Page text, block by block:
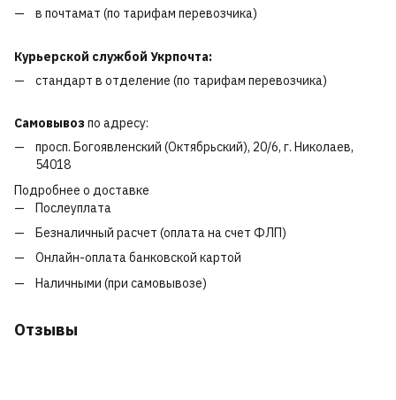
в почтамат (по тарифам перевозчика)
Курьерской службой Укрпочта:
стандарт в отделение (по тарифам перевозчика)
Самовывозпо адресу:
просп. Богоявленский (Октябрьский), 20/6, г. Николаев,
54018
Подробнее о доставке
Послеуплата
Безналичный расчет (оплата на счет ФЛП)
Онлайн-оплата банковской картой
Наличными (при самовывозе)
Отзывы